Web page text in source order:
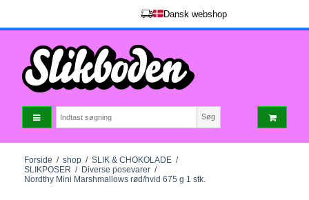
Dansk webshop
Søg
Forside / shop / SLIK & CHOKOLADE /
SLIKPOSER / Diverse posevarer /
Nordthy Mini Marshmallows rød/hvid 675 g 1 stk.